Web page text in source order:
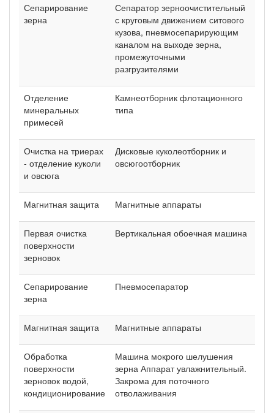
Сепарирование
зерна
Сепаратор зерноочистительный
с круговым движением ситового
кузова, пневмосепарирующим
каналом на выходе зерна,
промежуточными
разгрузителями
Отделение
минеральных
примесей
Камнеотборник флотационного
типа
Очистка на триерах
- отделение куколи
и овсюга
Дисковые куколеотборник и
овсюгоотборник
Магнитная защита Магнитные аппараты
Первая очистка
поверхности
зерновок
Вертикальная обоечная машина
Сепарирование
зерна
Пневмосепаратор
Магнитная защита Магнитные аппараты
Обработка
поверхности
зерновок водой,
кондиционирование
Машина мокрого шелушения
зерна Аппарат увлажнительный.
Закрома для поточного
отволаживания